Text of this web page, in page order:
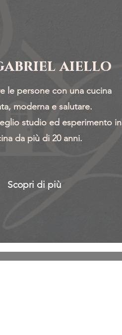
aiello
le persone con una cucina
moderna e salutare.
studio ed esperimento in
da più di 20 anni.
Scopri di più